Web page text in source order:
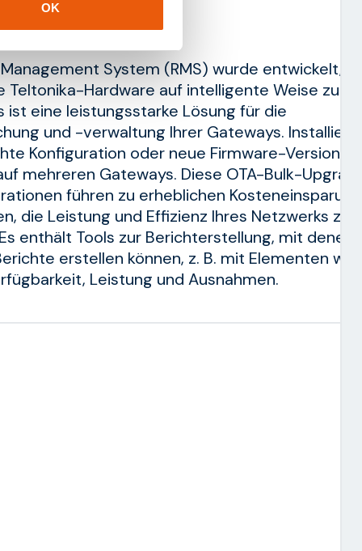
OK
System
System (RMS) wurde entwickelt,
Teltonika-Hardware auf intelligente Weise zu
ist eine leistungsstarke Lösung für die
und -verwaltung Ihrer Gateways.
Konfiguration oder neue Firmware-Version
mehreren Gateways. Diese OTA-Bulk-
führen zu erheblichen
die Leistung und Effizienz Ihres Netzwerks zu
enthält Tools zur Berichterstellung, mit denen
erstellen können, z. B. mit Elementen wie
Leistung und Ausnahmen.